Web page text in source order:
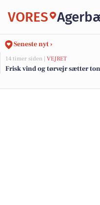
VORES
Seneste nyt ›
14 timer siden | VEJRET
Frisk vind og tørvejr sætter